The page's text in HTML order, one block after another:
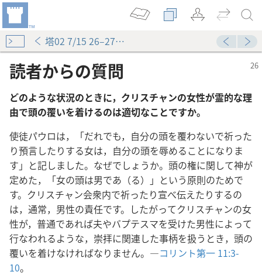
塔02 7/15 26–27ページ
表わされるか
何時？
読者からの質問
どのような状況のときに，クリスチャンの女性が霊的な理
由で頭の覆いを着けるのは適切なことですか。
使徒パウロは，「だれでも，自分の頭を覆わないで祈った
り預言したりする女は，自分の頭を辱めることになりま
す」と記しました。なぜでしょうか。頭の権に関して神が
定めた，「女の頭は男であ（る）」という原則のためで
す。クリスチャン会衆内で祈ったり宣べ伝えたりするの
は，通常，男性の責任です。したがってクリスチャンの女
性が，普通であれば夫やバプテスマを受けた男性によって
行なわれるような，崇拝に関連した事柄を扱うとき，頭の
覆いを着けなければなりません。―コリント第一 11:3-
10。